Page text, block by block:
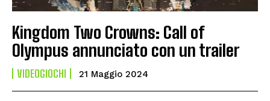
Kingdom Two Crowns: Call of
Olympus annunciato con un trailer
VIDEOGIOCHI 21 Maggio 2024